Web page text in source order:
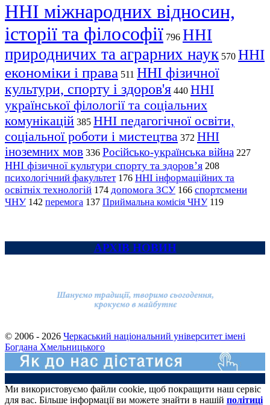
ННІ міжнародних відносин,
історії та філософії 796 ННІ
природничих та аграрних наук 570 ННІ
економіки і права 511 ННІ фізичної
культури, спорту і здоров'я 440 ННІ
української філології та соціальних
комунікацій 385 ННІ педагогічної освіти,
соціальної роботи і мистецтва 372 ННІ
іноземних мов 336 Російсько-українська війна 227
ННІ фізичної культури спорту та здоров’я 208
психологічний факультет 176 ННІ інформаційних та
освітніх технологій 174 допомога ЗСУ 166 спортсмени
ЧНУ 142 перемога 137 Приймальна комісія ЧНУ 119
АРХІВ НОВИН
© 2006 - 2026 Черкаський національний університет імені
Богдана Хмельницького
Ми використовуємо файли cookie, щоб покращити наш сервіс
для вас. Більше інформації ви можете знайти в нашій політиці